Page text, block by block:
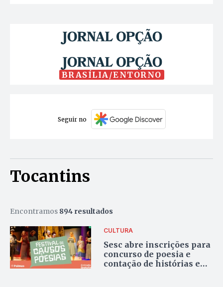
BRASÍLIA/ENTORNO
Seguir no
Tocantins
Encontramos 894 resultados
CULTURA
Sesc abre inscrições para
concurso de poesia e
contação de histórias em